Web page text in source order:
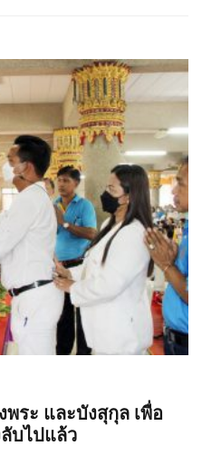
ระ และบังสุกุล เพื่อ
บไปแล้ว